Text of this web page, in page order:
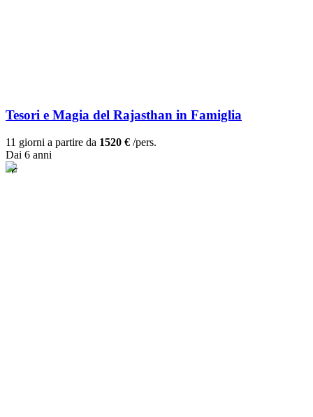
Tesori e Magia del Rajasthan in Famiglia
11 giorni a partire da 1520 € /pers.
Dai 6 anni